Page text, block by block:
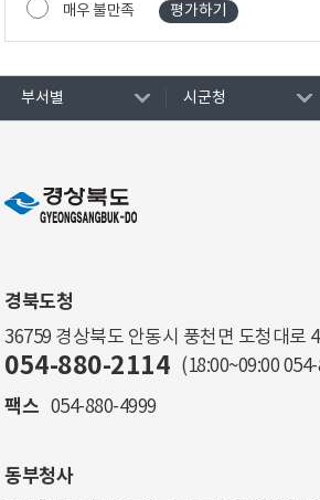
매우 불만족
부서별 시군청
경북도청
36759 경상북도 안동시 풍천면 도청대로
054-880-2114 (18:00~09:00
팩스 054-880-4999
동부청사